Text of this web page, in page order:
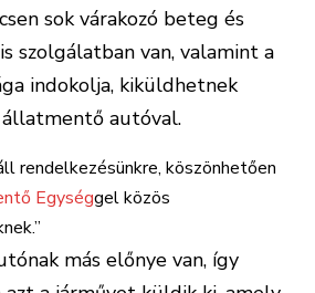
sok várakozó beteg és
szolgálatban van, valamint a
indokolja, kiküldhetnek
autóval.
rendelkezésünkre, köszönhetően
Egységgel közös
más előnye van, így